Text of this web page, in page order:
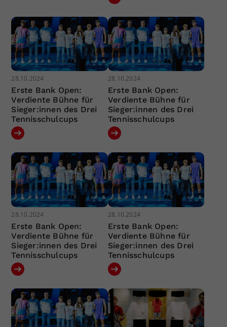
28.10.2024
Erste Bank Open:
Verdiente Bühne für
Sieger:innen des Drei
Tennisschulcups
28.10.2024
Erste Bank Open:
Verdiente Bühne für
Sieger:innen des Drei
Tennisschulcups
28.10.2024
Erste Bank Open:
Verdiente Bühne für
Sieger:innen des Drei
Tennisschulcups
28.10.2024
Erste Bank Open:
Verdiente Bühne für
Sieger:innen des Drei
Tennisschulcups